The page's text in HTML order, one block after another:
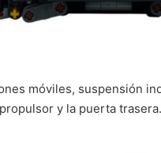
móviles, suspensión
y la puerta trasera.